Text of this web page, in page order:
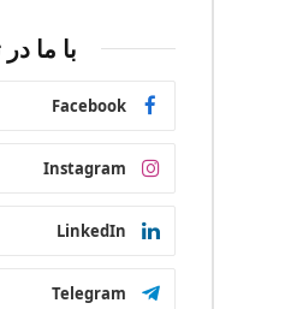
با ما
Facebook
Instagram
LinkedIn
Telegram